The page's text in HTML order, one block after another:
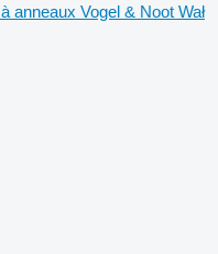
anneaux Vogel & Noot Wał